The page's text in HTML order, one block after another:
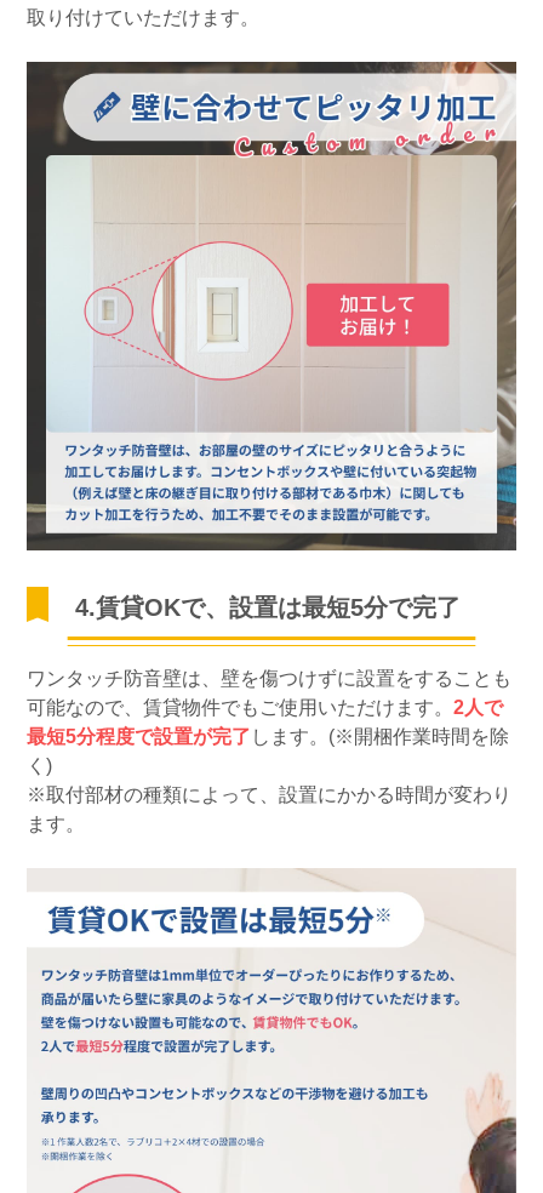
取り付けていただけます。
4.賃貸OKで、設置は最短5分で完了
ワンタッチ防音壁は、壁を傷つけずに設置をすることも
可能なので、賃貸物件でもご使用いただけます。2人で
最短5分程度で設置が完了 します。(※開梱作業時間を除
く)
※取付部材の種類によって、設置にかかる時間が変わり
ます。